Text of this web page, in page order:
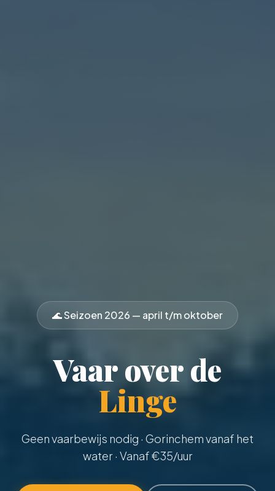
🌊 Seizoen 2026 — april t/m oktober
Vaar over de
Linge
Geen vaarbewijs nodig · Gorinchem vanaf het
water · Vanaf €35/uur